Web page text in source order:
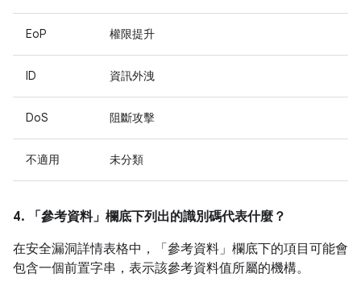
EoP 權限提升
ID 資訊外洩
DoS 阻斷攻擊
不適用 未分類
4. 「參考資料」 欄底下列出的識別碼代表什麼？
在安全漏洞詳情表格中，「參考資料」 欄底下的項目可能會
包含一個前置字串，表示該參考資料值所屬的機構。